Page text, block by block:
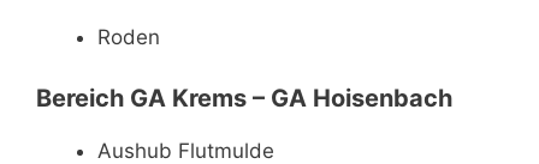
Roden
Bereich GA Krems – GA Hoisenbach
Aushub Flutmulde